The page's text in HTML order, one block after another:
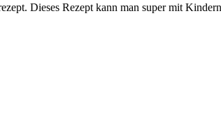
Dieses Rezept kann man super mit